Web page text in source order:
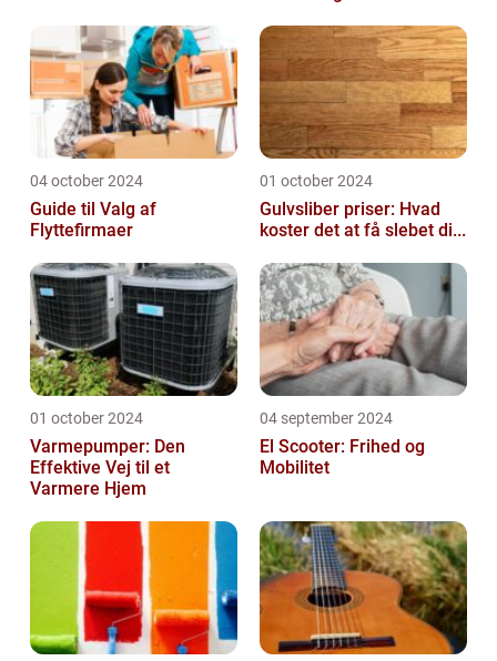
04 october 2024
Guide til Valg af
Flyttefirmaer
01 october 2024
Gulvsliber priser: Hvad
koster det at få slebet di...
01 october 2024
Varmepumper: Den
Effektive Vej til et
Varmere Hjem
04 september 2024
El Scooter: Frihed og
Mobilitet